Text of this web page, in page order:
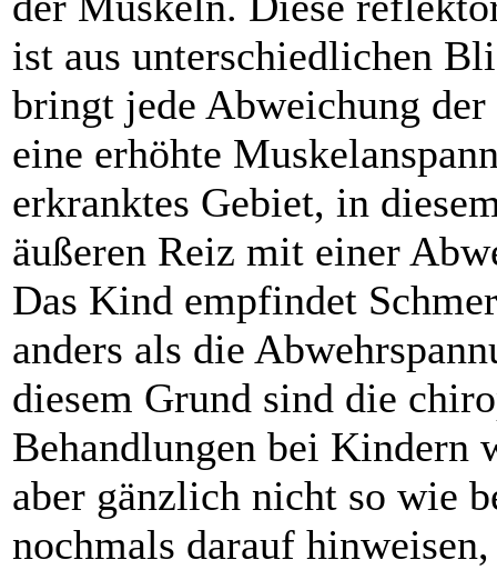
ist aus unterschiedlichen
bringt jede Abweichung
eine erhöhte
erkranktes Gebiet, in
äußeren Reiz mit einer
Das Kind empfindet
anders als die
diesem Grund sind die
Behandlungen bei Kindern
aber gänzlich nicht so wie
nochmals darauf